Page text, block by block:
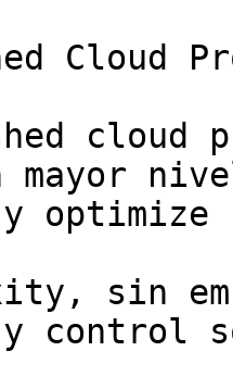
Cloud
cloud
mayor
y
sin